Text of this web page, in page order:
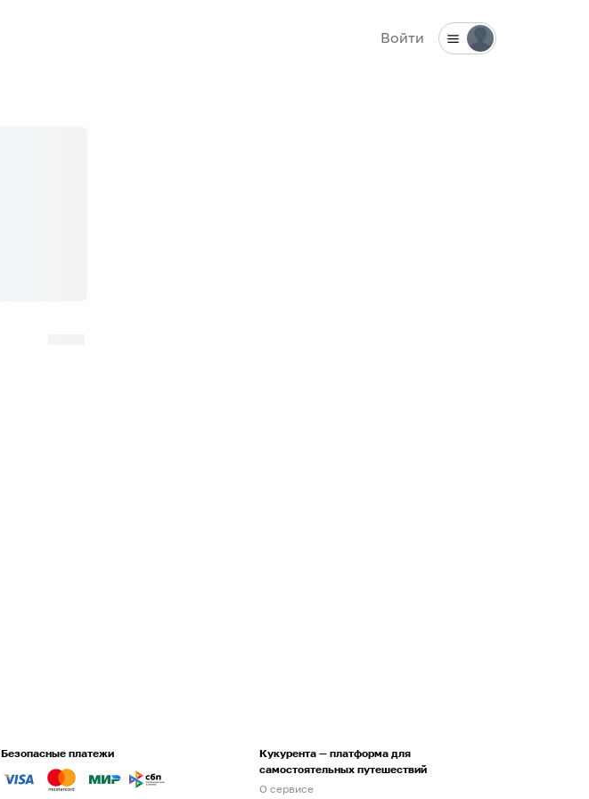
Войти
Безопасные платежи
Кукурента — платформа для
самостоятельных путешествий
О сервисе